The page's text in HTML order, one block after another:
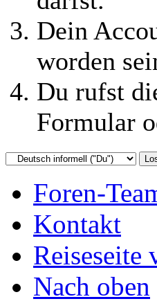
Dein
worden
Du rufst
Formular
Foren-
Kontakt
Nach oben